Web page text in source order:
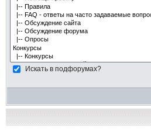
Искать в подфорумах?